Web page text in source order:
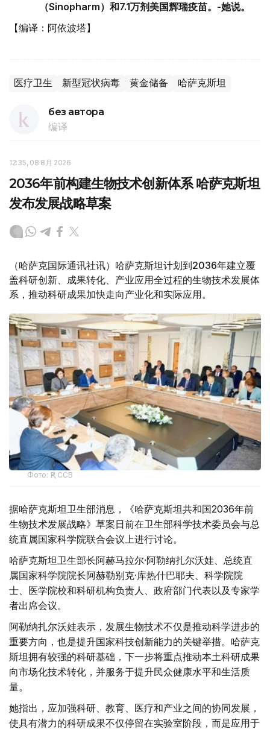
（Sinopharm）和7.1万剂美国辉瑞疫苗。-她说。
【编译：阿依波塔】
医疗卫生 新型冠状病毒 黄金储备 哈萨克斯坦
без автора
编译
12:35, 08 8月 2026
2036年前构建生物技术创新体系 哈萨克斯坦
发布发展战略草案
（哈萨克国际通讯社讯）哈萨克斯坦计划到2036年建立覆
盖科研创新、成果转化、产业应用全过程的生物技术发展体
系，推动科研成果加快走向产业化和实际应用。
Фото: ҚР ССВ
据哈萨克斯坦卫生部消息，《哈萨克斯坦共和国2036年前
生物技术发展战略》草案日前在卫生部科学技术委员会与总
统直属国家科学院联合会议上进行讨论。
哈萨克斯坦卫生部长阿赫马拉尔·阿勒纳扎尔沃娃、总统直
属国家科学院院长阿赫勒别克·库热什巴耶夫、科学院院
士、医学院校和科研机构负责人、政府部门代表以及专家学
者出席会议。
阿勒纳扎尔沃娃表示，发展生物技术不仅是推动科学进步的
重要方向，也是提升国家科技创新能力的关键举措。哈萨克
斯坦拥有较强的科研基础，下一步将重点推动本土科研成果
向市场化技术转化，并服务于提升民众健康水平和生活质
量。
她指出，应加强科研、教育、医疗和产业之间的协同发展，
使具有潜力的科研成果不仅停留在实验室阶段，而是应用于